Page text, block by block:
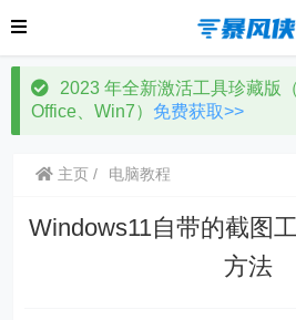
2023 年全新激活工具珍藏版
Office、Win7） 免费获取>>
主页 电脑教程
Windows11自带的截图
方法